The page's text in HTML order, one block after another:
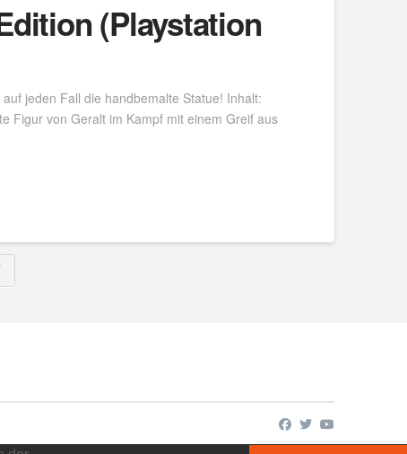
(Playstation
jeden Fall die handbemalte Statue! Inhalt:
Figur von Geralt im Kampf mit einem Greif aus